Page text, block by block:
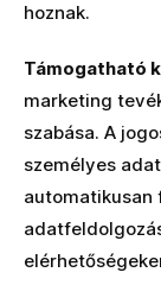
hoznak.
Támogatható
marketing
szabása. A
személyes
automatikusan